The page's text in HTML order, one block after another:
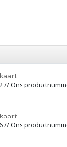
// Ons
// Ons